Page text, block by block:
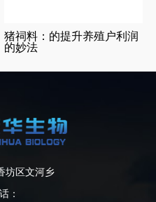
猪祠料：的提升养殖户利润
的妙法
坊区文河乡
：